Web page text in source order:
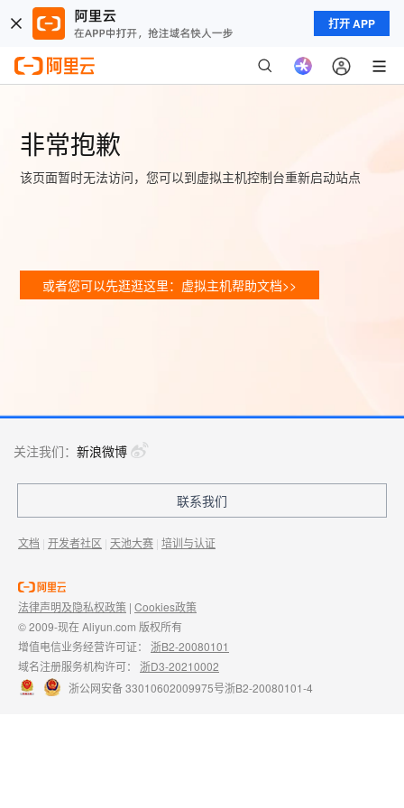
打开 APP
非常抱歉
该页面暂时无法访问，您可以到虚拟主机控制台重新启动站点
或者您可以先逛逛这里：虚拟主机帮助文档>>